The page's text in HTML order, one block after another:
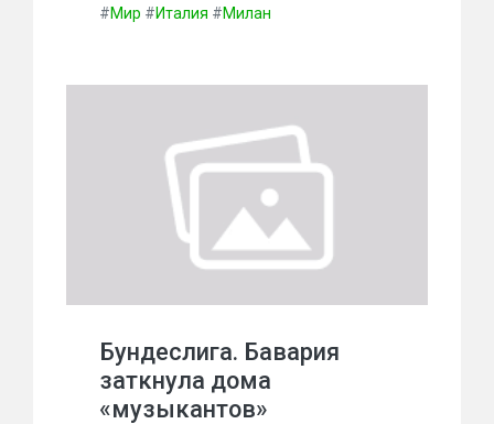
#Мир #Италия #Милан
Бундеслига. Бавария
заткнула дома
«музыкантов»